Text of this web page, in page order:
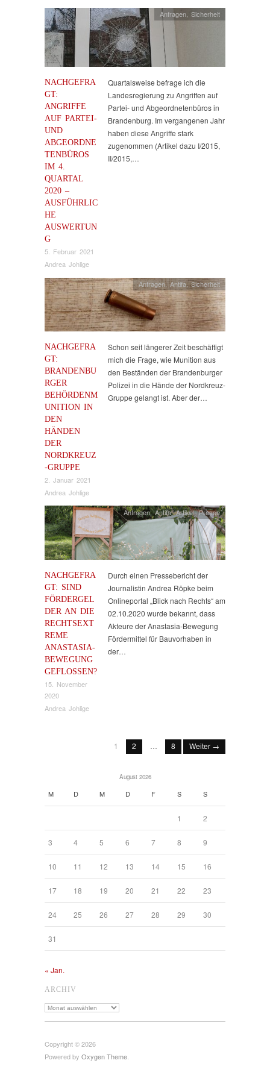
NACHGEFRA
GT:
ANGRIFFE
AUF PARTEI-
UND
ABGEORDNE
TENBÜROS
IM 4.
QUARTAL
2020 –
AUSFÜHRLIC
HE
AUSWERTUN
G
5. Februar 2021
Andrea Johlige
Anfragen ,Sicherheit
Quartalsweise befrage ich die
Landesregierung zu Angriffen auf
Partei- und Abgeordnetenbüros in
Brandenburg. Im vergangenen Jahr
haben diese Angriffe stark
zugenommen (Artikel dazu I/2015,
II/2015,…
NACHGEFRA
GT:
BRANDENBU
RGER
BEHÖRDENM
UNITION IN
DEN
HÄNDEN
DER
NORDKREUZ
-GRUPPE
2. Januar 2021
Andrea Johlige
Anfragen,Antifa,Sicherheit
Schon seit längerer Zeit beschäftigt
mich die Frage, wie Munition aus
den Beständen der Brandenburger
Polizei in die Hände der Nordkreuz-
Gruppe gelangt ist. Aber der…
NACHGEFRA
GT: SIND
FÖRDERGEL
DER AN DIE
RECHTSEXT
REME
ANASTASIA-
BEWEGUNG
GEFLOSSEN?
15. November
2020
Andrea Johlige
Anfragen,Antifa,Artikel,Presse
Durch einen Pressebericht der
Journalistin Andrea Röpke beim
Onlineportal „Blick nach Rechts“ am
02.10.2020 wurde bekannt, dass
Akteure der Anastasia-Bewegung
Fördermittel für Bauvorhaben in
der…
1 2 … 8 Weiter →
August 2026
M D M D F S S
1 2
3 4 5 6 7 8 9
10 11 12 13 14 15 16
17 18 19 20 21 22 23
24 25 26 27 28 29 30
31
« Jan.
ARCHIV
Archiv
Copyright © 2026
Powered by Oxygen Theme.